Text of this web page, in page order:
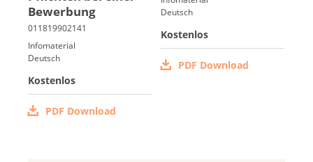
Be­wer­bung
Infomaterial
Deutsch
Kostenlos
PDF Download
Deutsch
Kostenlos
PDF Download